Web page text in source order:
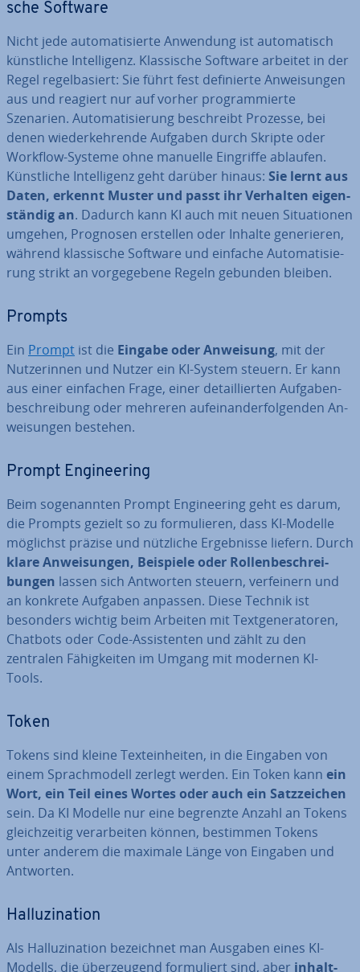
sche Software
Nicht jede au­to­ma­ti­sier­te Anwendung ist au­to­ma­tisch
künst­li­che In­tel­li­genz. Klas­si­sche Software arbeitet in der
Regel re­gel­ba­siert: Sie führt fest de­fi­nier­te An­wei­sun­gen
aus und reagiert nur auf vorher pro­gram­mier­te
Szenarien. Au­to­ma­ti­sie­rung be­schreibt Prozesse, bei
denen wie­der­keh­ren­de Aufgaben durch Skripte oder
Workflow-Systeme ohne manuelle Eingriffe ablaufen.
Künst­li­che In­tel­li­genz geht darüber hinaus: Sie lernt aus
Daten, erkennt Muster und passt ihr Verhalten ei­gen­
stän­dig an. Dadurch kann KI auch mit neuen Si­tua­tio­nen
umgehen, Prognosen erstellen oder Inhalte ge­ne­rie­ren,
während klas­si­sche Software und einfache Au­to­ma­ti­sie­
rung strikt an vor­ge­ge­be­ne Regeln gebunden bleiben.
Prompts
Ein Prompt ist die Eingabe oder Anweisung, mit der
Nut­ze­rin­nen und Nutzer ein KI-System steuern. Er kann
aus einer einfachen Frage, einer de­tail­lier­ten Auf­ga­ben­
be­schrei­bung oder mehreren auf­ein­an­der­fol­gen­den An­
wei­sun­gen bestehen.
Prompt En­gi­nee­ring
Beim so­ge­nann­ten Prompt En­gi­nee­ring geht es darum,
die Prompts gezielt so zu for­mu­lie­ren, dass KI-Modelle
möglichst präzise und nützliche Er­geb­nis­se liefern. Durch
klare An­wei­sun­gen, Beispiele oder Rol­len­be­schrei­
bun­gen lassen sich Antworten steuern, ver­fei­nern und
an konkrete Aufgaben anpassen. Diese Technik ist
besonders wichtig beim Arbeiten mit Text­ge­ne­ra­to­ren,
Chatbots oder Code-As­sis­ten­ten und zählt zu den
zentralen Fä­hig­kei­ten im Umgang mit modernen KI-
Tools.
Token
Tokens sind kleine Text­ein­hei­ten, in die Eingaben von
einem Sprach­mo­dell zerlegt werden. Ein Token kann ein
Wort, ein Teil eines Wortes oder auch ein Satz­zei­chen
sein. Da KI Modelle nur eine begrenzte Anzahl an Tokens
gleich­zei­tig ver­ar­bei­ten können, bestimmen Tokens
unter anderem die maximale Länge von Eingaben und
Antworten.
Hal­lu­zi­na­ti­on
Als Hal­lu­zi­na­ti­on be­zeich­net man Ausgaben eines KI-
Modells, die über­zeu­gend for­mu­liert sind, aber in­halt­